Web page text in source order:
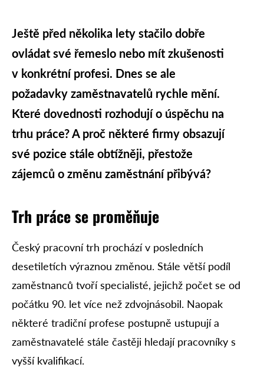
Ještě před několika lety stačilo dobře
ovládat své řemeslo nebo mít zkušenosti
v konkrétní profesi. Dnes se ale
požadavky zaměstnavatelů rychle mění.
Které dovednosti rozhodují o úspěchu na
trhu práce? A proč některé firmy obsazují
své pozice stále obtížněji, přestože
zájemců o změnu zaměstnání přibývá?
Trh práce se proměňuje
Český pracovní trh prochází v posledních
desetiletích výraznou změnou. Stále větší podíl
zaměstnanců tvoří specialisté, jejichž počet se od
počátku 90. let více než zdvojnásobil. Naopak
některé tradiční profese postupně ustupují a
zaměstnavatelé stále častěji hledají pracovníky s
vyšší kvalifikací.